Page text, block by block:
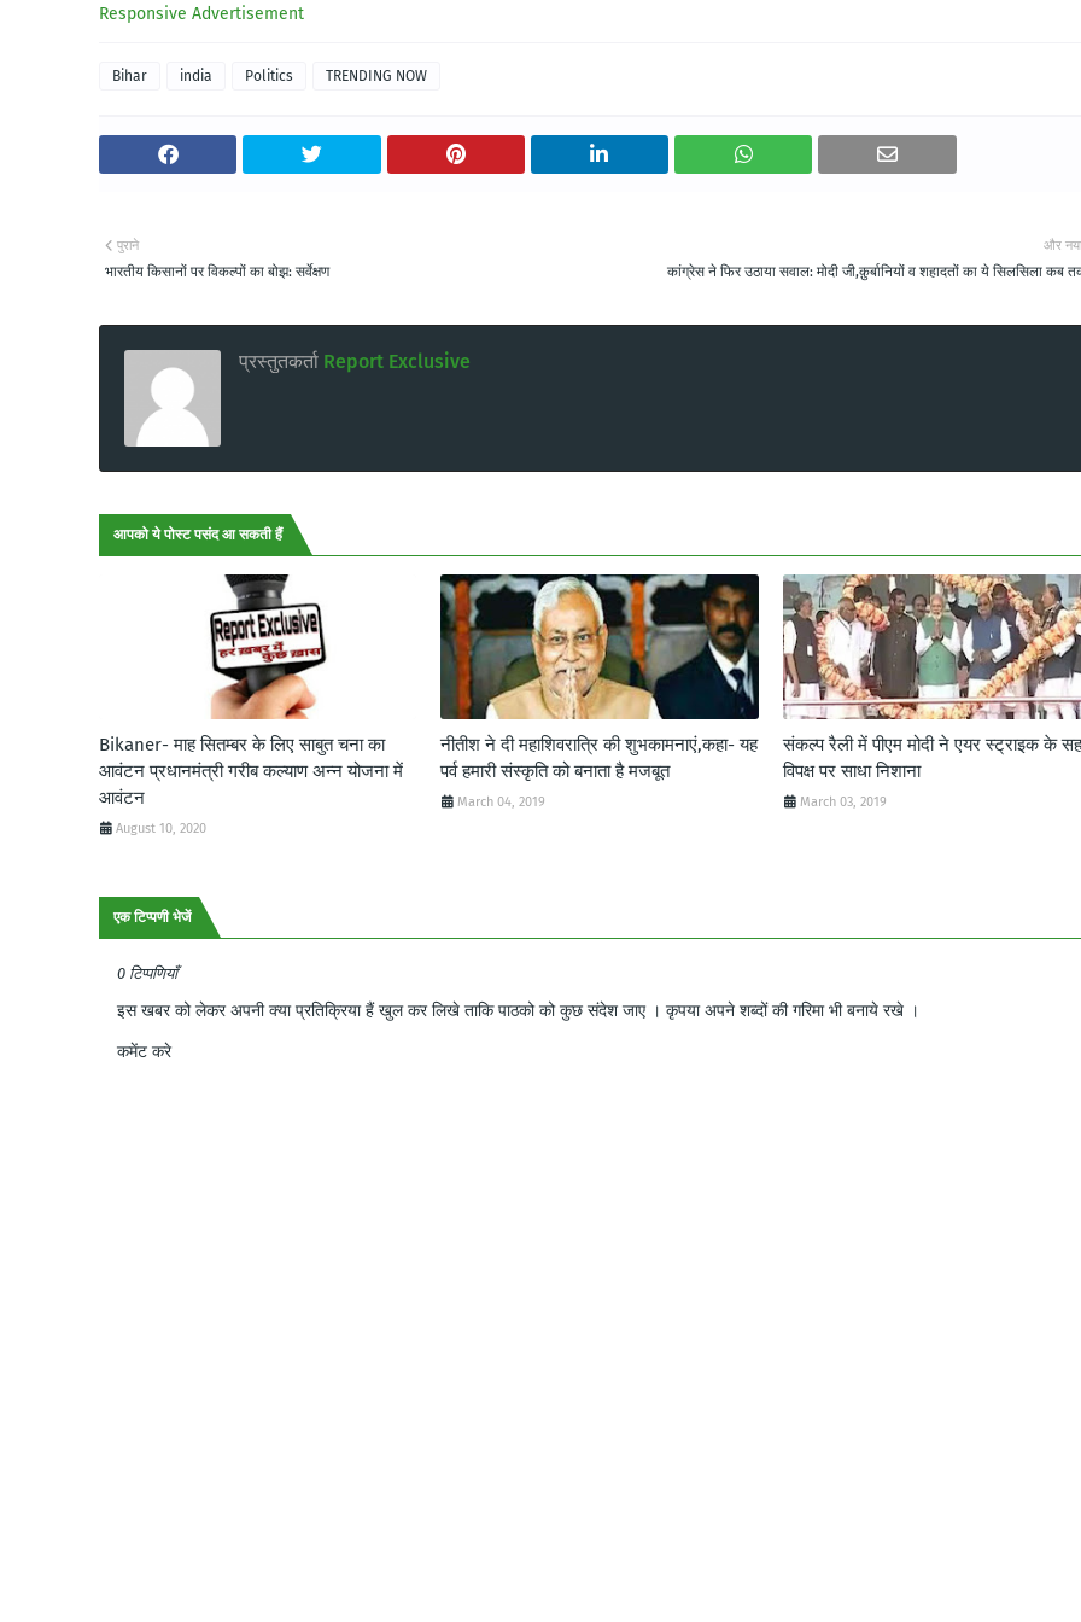
Responsive Advertisement
Bihar india Politics TRENDING NOW
और नया
कांग्रेस ने फिर उठाया सवाल: मोदी जी,क़ुर्बानियों व शहादतों का ये सिलसिला कब
पुराने
भारतीय किसानों पर विकल्पों का बोझ: सर्वेक्षण
प्रस्तुतकर्ता Report Exclusive
आपको ये पोस्ट पसंद आ सकती हैं
Bikaner- माह सितम्बर के लिए साबुत चना का
आवंटन प्रधानमंत्री गरीब कल्याण अन्न योजना में
आवंटन
August 10, 2020
नीतीश ने दी महाशिवरात्रि की शुभकामनाएं,कहा- यह
पर्व हमारी संस्कृति को बनाता है मजबूत
March 04, 2019
संकल्प रैली में पीएम मोदी ने एयर स्ट्राइक के
विपक्ष पर साधा निशाना
March 03, 2019
एक टिप्पणी भेजें
0 टिप्पणियाँ
इस खबर को लेकर अपनी क्या प्रतिक्रिया हैं खुल कर लिखे ताकि पाठको को कुछ संदेश जाए । कृपया अपने शब्दों की गरिमा भी बनाये रखे ।
कमेंट करे